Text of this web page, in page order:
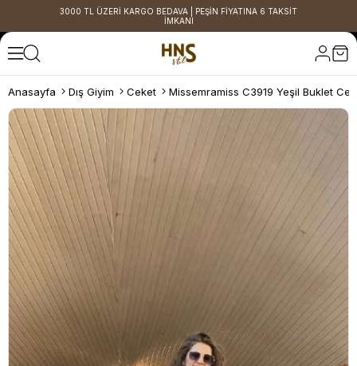
3000 TL ÜZERİ KARGO BEDAVA | PEŞİN FİYATINA 6 TAKSİT
İMKANI
Anasayfa Dış Giyim Ceket Missemramiss C3919 Yeşil Buklet